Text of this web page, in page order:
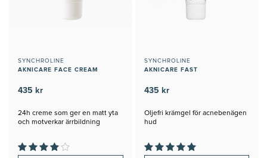
SYNCHROLINE
AKNICARE FACE CREAM
435 kr
24h creme som ger en matt yta
och motverkar ärrbildning
SYNCHROLINE
AKNICARE FAST
435 kr
Oljefri krämgel för acnebenägen
hud